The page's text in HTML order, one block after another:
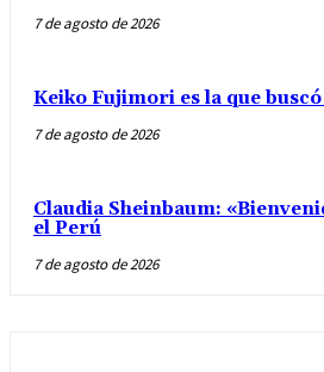
7 de agosto de 2026
Keiko Fujimori es la que
7 de agosto de 2026
Claudia Sheinbaum:
el Perú
7 de agosto de 2026